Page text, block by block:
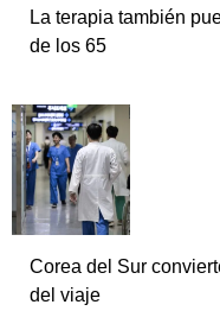
La terapia también
de los 65
Corea del Sur
del viaje